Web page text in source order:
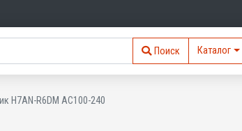
Поиск Каталог
H7AN-R6DM AC100-240